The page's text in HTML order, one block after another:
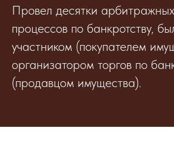
Провел десятки
процессов по банкротству,
участником (покупателем
организатором торгов по
(продавцом имущества).